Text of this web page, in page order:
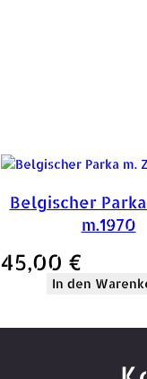
Belgischer
m.1970
45,00 €
In den